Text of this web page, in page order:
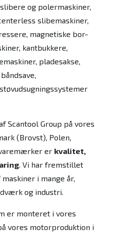
og polermaskiner,
slibemaskiner,
magnetiske bor-
kantbukkere,
pladesakse,
Scantool Group på vores
(Brovst), Polen,
er kvalitet,
. Vi har fremstillet
i mange år,
og industri.
er monteret i vores
vores motorproduktion i